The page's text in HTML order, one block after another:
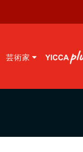
芸術家